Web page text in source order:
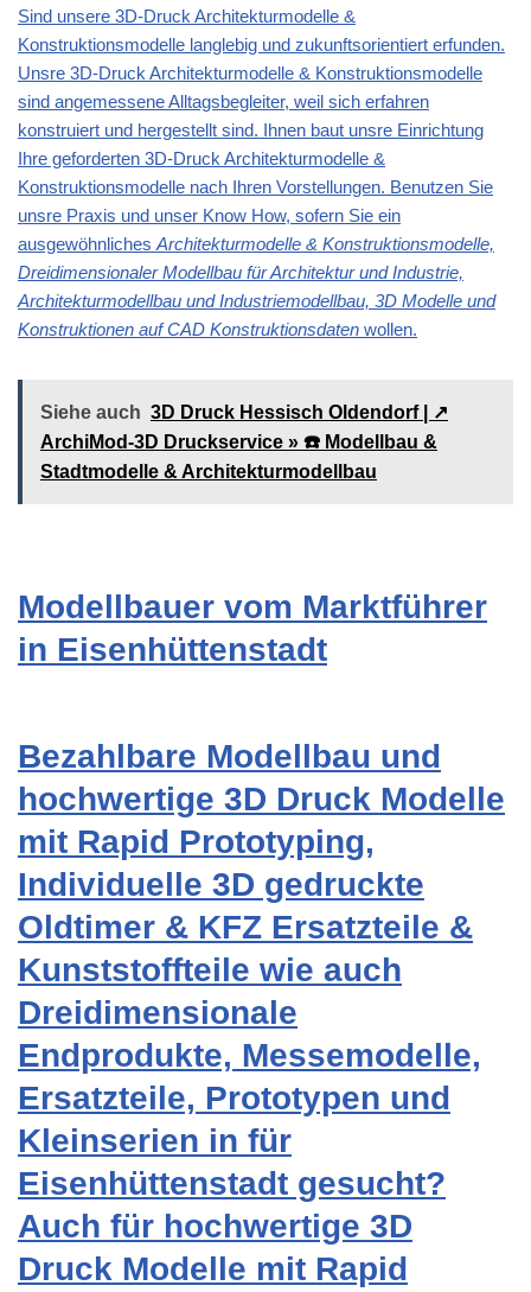
Sind unsere 3D-Druck Architekturmodelle &
Konstruktionsmodelle langlebig und zukunftsorientiert erfunden.
Unsre 3D-Druck Architekturmodelle & Konstruktionsmodelle
sind angemessene Alltagsbegleiter, weil sich erfahren
konstruiert und hergestellt sind. Ihnen baut unsre Einrichtung
Ihre geforderten 3D-Druck Architekturmodelle &
Konstruktionsmodelle nach Ihren Vorstellungen. Benutzen Sie
unsre Praxis und unser Know How, sofern Sie ein
ausgewöhnliches Architekturmodelle & Konstruktionsmodelle,
Dreidimensionaler Modellbau für Architektur und Industrie,
Architekturmodellbau und Industriemodellbau, 3D Modelle und
Konstruktionen auf CAD Konstruktionsdaten wollen.
Siehe auch 3D Druck Hessisch Oldendorf | ↗️
ArchiMod-3D Druckservice » ☎️ Modellbau &
Stadtmodelle & Architekturmodellbau
Modellbauer vom Marktführer
in Eisenhüttenstadt
Bezahlbare Modellbau und
hochwertige 3D Druck Modelle
mit Rapid Prototyping,
Individuelle 3D gedruckte
Oldtimer & KFZ Ersatzteile &
Kunststoffteile wie auch
Dreidimensionale
Endprodukte, Messemodelle,
Ersatzteile, Prototypen und
Kleinserien in für
Eisenhüttenstadt gesucht?
Auch für hochwertige 3D
Druck Modelle mit Rapid